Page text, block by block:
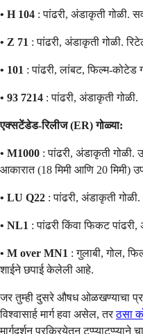
• H 104 : पांढरी, अंडाकृती गोळी.
• Z 71 : पांढरी, अंडाकृती गोळी.
• 101 : पांढरी, लांबट, फिल्म-कोटेड
• 93 7214 : पांढरी, अंडाकृती गोळी.
एक्सटेंडेड-रिलीज (ER) गोळ्या:
• M1000 : पांढरी, अंडाकृती गोळी.
आकारात (18 मिमी आणि 20 मिमी)
• LU Q22 : पांढरी, अंडाकृती गोळी.
• NL1 : पांढरी किंवा फिकट
• M over MN1 : गुलाबी, गोल,
शाईने छपाई केलेली आहे.
जर तुम्ही दुसरे औषध ओळखण्याचा
विश्वासार्ह मार्ग हवा असेल, तरठसा
मार्गदर्शन प्रक्रियेतून टप्प्याटप्प्याने